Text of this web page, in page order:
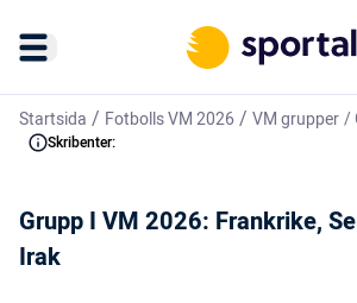
Startsida / Fotbolls VM 2026/ VM grupper/
Skribenter:
Grupp I VM 2026: Frankrike,
Irak